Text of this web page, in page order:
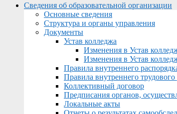
Menu
Сведения об образовательной организации
Основные сведения
Структура и органы управления
Документы
Устав колледжа
Изменения в Устав
Изменения в Устав
Правила внутреннего
Правила внутреннего трудового
Коллективный договор
Предписания органов,
Локальные акты